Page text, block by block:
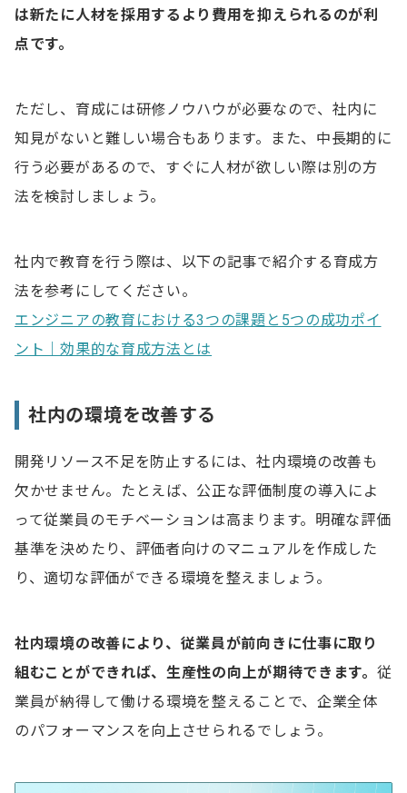
は新たに人材を採用するより費用を抑えられるのが利
点です。
ただし、育成には研修ノウハウが必要なので、社内に
知見がないと難しい場合もあります。また、中長期的に
行う必要があるので、すぐに人材が欲しい際は別の方
法を検討しましょう。
社内で教育を行う際は、以下の記事で紹介する育成方
法を参考にしてください。
エンジニアの教育における3つの課題と5つの成功ポイ
ント｜効果的な育成方法とは
社内の環境を改善する
開発リソース不足を防止するには、社内環境の改善も
欠かせません。たとえば、公正な評価制度の導入によ
って従業員のモチベーションは高まります。明確な評価
基準を決めたり、評価者向けのマニュアルを作成した
り、適切な評価ができる環境を整えましょう。
社内環境の改善により、従業員が前向きに仕事に取り
組むことができれば、生産性の向上が期待できます。 従
業員が納得して働ける環境を整えることで、企業全体
のパフォーマンスを向上させられるでしょう。